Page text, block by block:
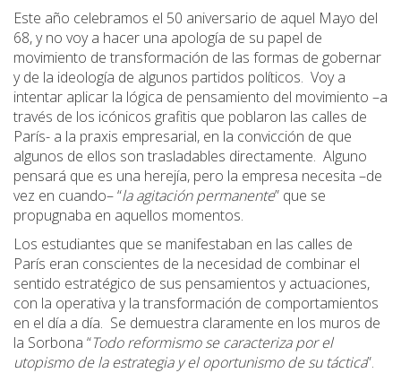
Este año celebramos el 50 aniversario de aquel Mayo del
68, y no voy a hacer una apología de su papel de
movimiento de transformación de las formas de gobernar
y de la ideología de algunos partidos políticos. Voy a
intentar aplicar la lógica de pensamiento del movimiento –a
través de los icónicos grafitis que poblaron las calles de
París- a la praxis empresarial, en la convicción de que
algunos de ellos son trasladables directamente. Alguno
pensará que es una herejía, pero la empresa necesita –de
vez en cuando– “la agitación permanente” que se
propugnaba en aquellos momentos.
Los estudiantes que se manifestaban en las calles de
París eran conscientes de la necesidad de combinar el
sentido estratégico de sus pensamientos y actuaciones,
con la operativa y la transformación de comportamientos
en el día a día. Se demuestra claramente en los muros de
la Sorbona “Todo reformismo se caracteriza por el
utopismo de la estrategia y el oportunismo de su táctica”.